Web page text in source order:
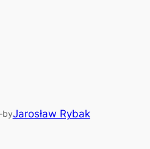
byJarosław Rybak